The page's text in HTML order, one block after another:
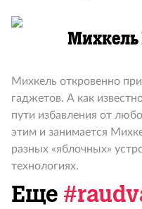
Михкель
Михкель откровенно
гаджетов. А как
пути избавления от
этим и занимается
разных «яблочных»
технологиях.
Еще